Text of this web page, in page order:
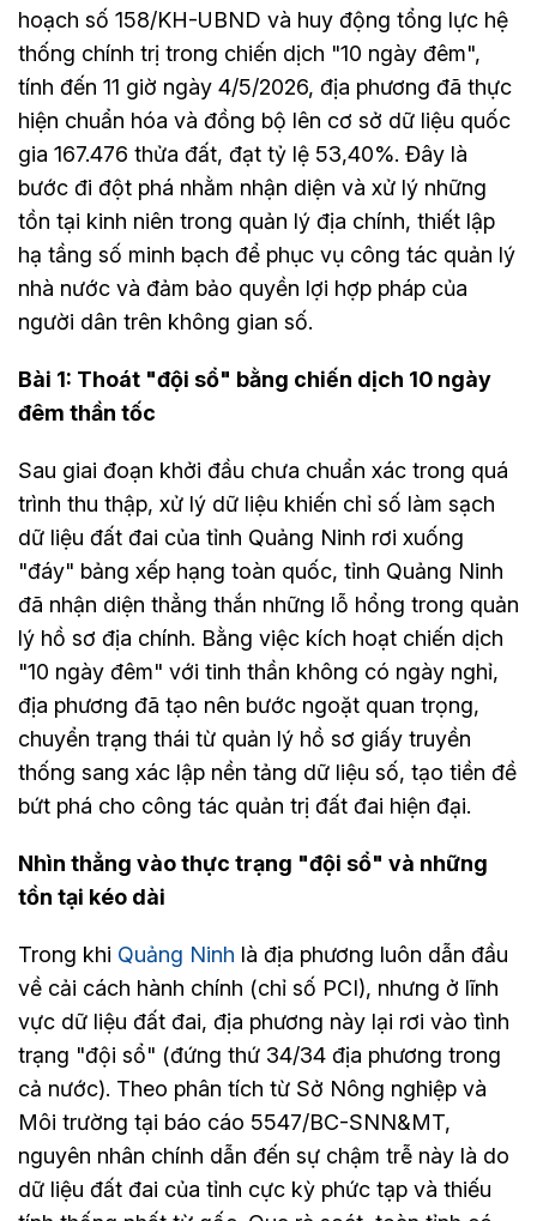
hoạch số 158/KH-UBND và huy động tổng lực hệ
thống chính trị trong chiến dịch "10 ngày đêm",
tính đến 11 giờ ngày 4/5/2026, địa phương đã thực
hiện chuẩn hóa và đồng bộ lên cơ sở dữ liệu quốc
gia 167.476 thửa đất, đạt tỷ lệ 53,40%. Đây là
bước đi đột phá nhằm nhận diện và xử lý những
tồn tại kinh niên trong quản lý địa chính, thiết lập
hạ tầng số minh bạch để phục vụ công tác quản lý
nhà nước và đảm bảo quyền lợi hợp pháp của
người dân trên không gian số.
Bài 1: Thoát "đội sổ" bằng chiến dịch 10 ngày
đêm thần tốc
Sau giai đoạn khởi đầu chưa chuẩn xác trong quá
trình thu thập, xử lý dữ liệu khiến chỉ số làm sạch
dữ liệu đất đai của tỉnh Quảng Ninh rơi xuống
"đáy" bảng xếp hạng toàn quốc, tỉnh Quảng Ninh
đã nhận diện thẳng thắn những lỗ hổng trong quản
lý hồ sơ địa chính. Bằng việc kích hoạt chiến dịch
"10 ngày đêm" với tinh thần không có ngày nghỉ,
địa phương đã tạo nên bước ngoặt quan trọng,
chuyển trạng thái từ quản lý hồ sơ giấy truyền
thống sang xác lập nền tảng dữ liệu số, tạo tiền đề
bứt phá cho công tác quản trị đất đai hiện đại.
Nhìn thẳng vào thực trạng "đội sổ" và những
tồn tại kéo dài
Trong khi Quảng Ninh là địa phương luôn dẫn đầu
về cải cách hành chính (chỉ số PCI), nhưng ở lĩnh
vực dữ liệu đất đai, địa phương này lại rơi vào tình
trạng "đội sổ" (đứng thứ 34/34 địa phương trong
cả nước). Theo phân tích từ Sở Nông nghiệp và
Môi trường tại báo cáo 5547/BC-SNN&MT,
nguyên nhân chính dẫn đến sự chậm trễ này là do
dữ liệu đất đai của tỉnh cực kỳ phức tạp và thiếu